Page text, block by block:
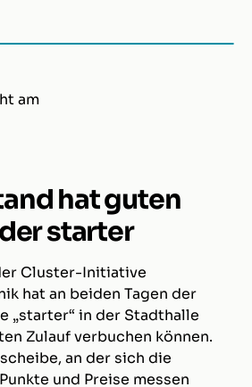
am
hat guten
starter
Cluster-Initiative
hat an beiden Tagen der
„starter“ in der Stadthalle
Zulauf verbuchen können.
an der sich die
und Preise messen